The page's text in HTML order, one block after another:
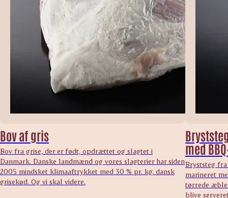
Bov af gris
Bov fra grise, der er født, opdrættet og slagtet i
Danmark. Danske landmænd og vores slagterier har siden
2005 mindsket klimaaftrykket med 30 % pr. kg. dansk
grisekød. Og vi skal videre.
med
Bryststeg
marineret
tørrede
blive